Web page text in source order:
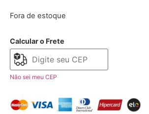
Fora de estoque
Calcular o Frete
Não sei meu CEP